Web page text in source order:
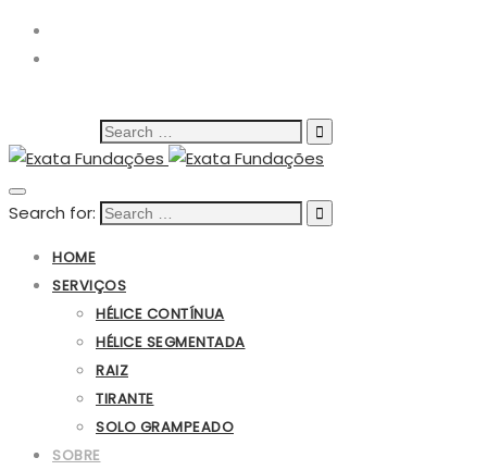
Search for:
HOME
SERVIÇOS
HÉLICE CONTÍNUA
HÉLICE SEGMENTADA
RAIZ
TIRANTE
SOLO GRAMPEADO
SOBRE